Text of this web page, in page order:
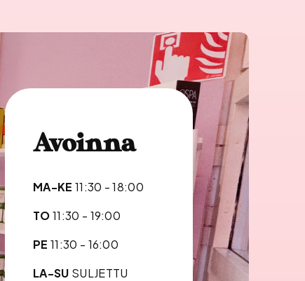
Avoinna
MA-KE 11:30 - 18:00
TO11:30 - 19:00
PE 11:30 - 16:00
LA-SU SULJETTU